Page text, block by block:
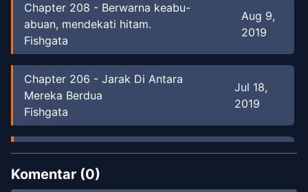
Chapter 208 - Berwarna keabu-
abuan, mendekati hitam.
Fishgata
Aug 9,
2019
Chapter 206 -Jarak Di Antara
Mereka Berdua
Fishgata
Jul 18,
2019
Chapter205-Cinematograph
Fishgata
Komentar (0)